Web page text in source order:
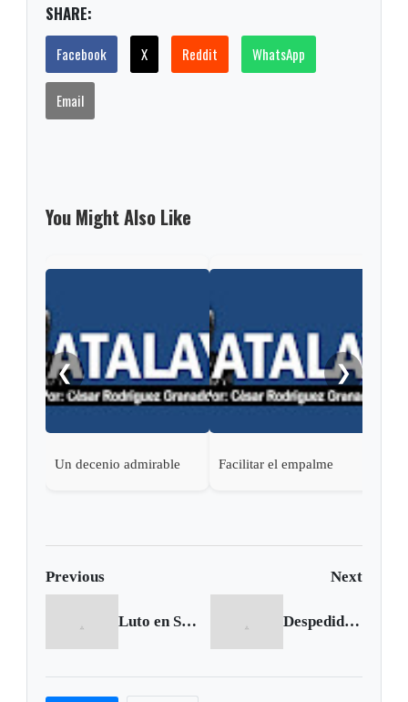
SHARE:
Facebook X Reddit WhatsApp
Email
You Might Also Like
❮
Un decenio admirable Facilitar el empalme
❯
Previous Next
Luto en Sogamoso por Alberto Coy Montaña Despedida a Alberto Coy Montaña